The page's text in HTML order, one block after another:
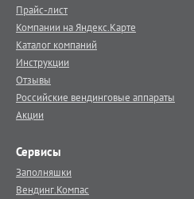
Прайс-лист
Компании на Яндекс.Карте
Каталог компаний
Инструкции
Отзывы
Российские вендинговые аппараты
Акции
Сервисы
Заполняшки
Вендинг.Компас